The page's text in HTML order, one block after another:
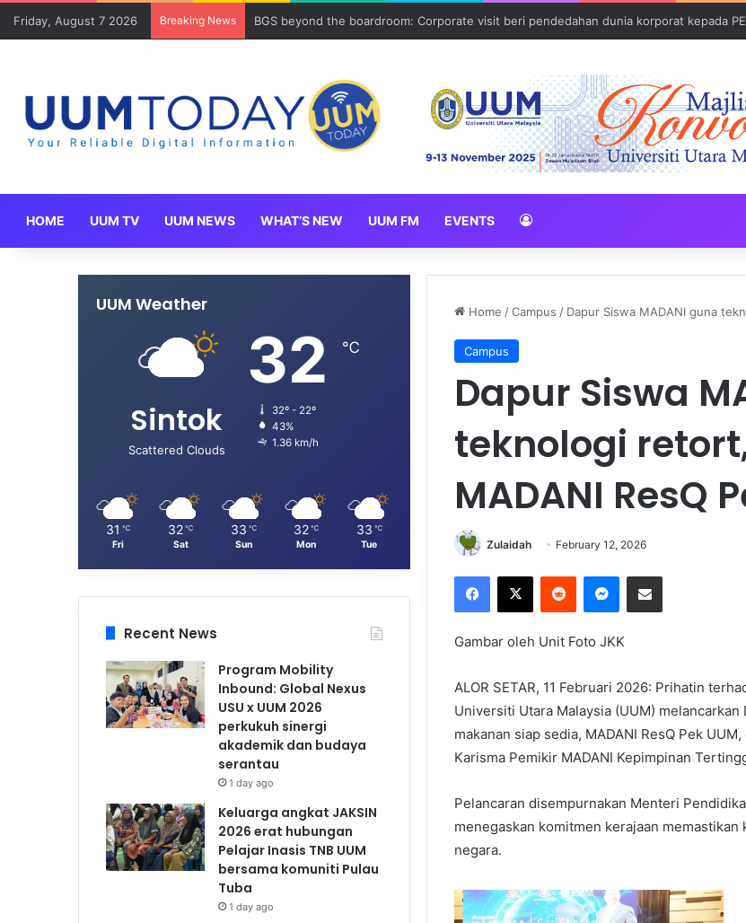
Friday, August 7 2026 Breaking News Program Mobility Inbound: Global Nexus USU x UUM 2026 perkukuh sinergi akademik
HOME UUM TV UUM NEWS WHAT’S NEW UUM FM EVENTS
Home /Campus / Dapur Siswa MADANI guna
Campus
Dapur Siswa
teknologi
MADANI ResQ
Zulaidah February 12, 2026
Gambar oleh Unit Foto JKK
ALOR SETAR, 11 Februari 2026: Prihatin
Universiti Utara Malaysia (UUM)
makanan siap sedia, MADANI ResQ Pek
Karisma Pemikir MADANI Kepimpinan
Pelancaran disempurnakan Menteri
menegaskan komitmen kerajaan
negara.
UUM Weather
Sintok
Scattered Clouds
32 ℃
32º - 22º
43%
1.36 km/h
31 ℃
Fri
32 ℃
Sat
33 ℃
Sun
32 ℃
Mon
33 ℃
Tue
Recent News
Program Mobility
Inbound: Global Nexus
USU x UUM 2026
perkukuh sinergi
akademik dan budaya
serantau
1 day ago
Keluarga angkat JAKSIN
2026 erat hubungan
Pelajar Inasis TNB UUM
bersama komuniti Pulau
Tuba
1 day ago